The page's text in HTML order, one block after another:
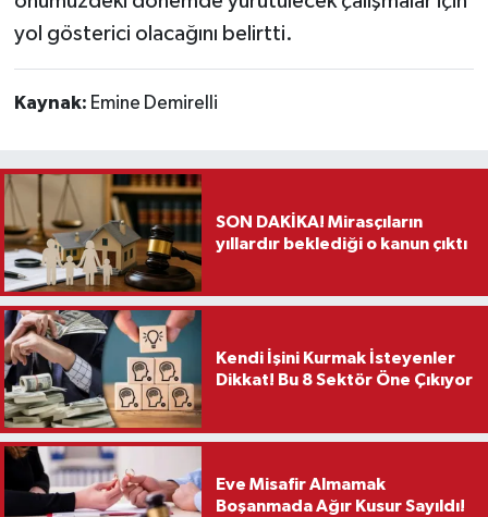
yol gösterici olacağını belirtti.
Kaynak: Emine Demirelli
SON DAKİKA! Mirasçıların
yıllardır beklediği o kanun çıktı
Kendi İşini Kurmak İsteyenler
Dikkat! Bu 8 Sektör Öne Çıkıyor
Eve Misafir Almamak
Boşanmada Ağır Kusur Sayıldı!